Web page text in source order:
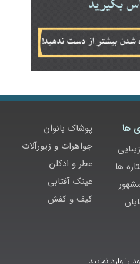
ها
ها
پوشاک بانوان
جواهرات و زیورآلات
عطر و ادکلن
عینک آفتابی
کیف و کفش
وارد نمایید